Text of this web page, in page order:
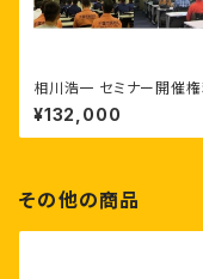
相川浩一 セミナー開催
販売 【 本州地域 】（※北
沖縄･離島除く）
¥132,000
その他の商品